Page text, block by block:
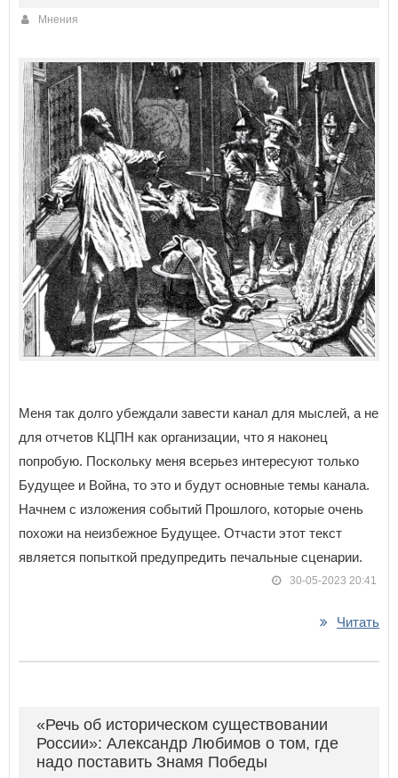
Мнения
Меня так долго убеждали завести канал для мыслей, а не
для отчетов КЦПН как организации, что я наконец
попробую. Поскольку меня всерьез интересуют только
Будущее и Война, то это и будут основные темы канала.
Начнем с изложения событий Прошлого, которые очень
похожи на неизбежное Будущее. Отчасти этот текст
является попыткой предупредить печальные сценарии.
30-05-2023 20:41
Читать
«Речь об историческом существовании
России»: Александр Любимов о том, где
надо поставить Знамя Победы